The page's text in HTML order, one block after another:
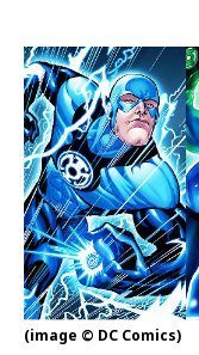
(image © DC Comics)